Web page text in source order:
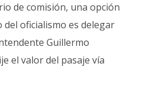
de comisión, una opción
del oficialismo es delegar
Guillermo
el valor del pasaje vía